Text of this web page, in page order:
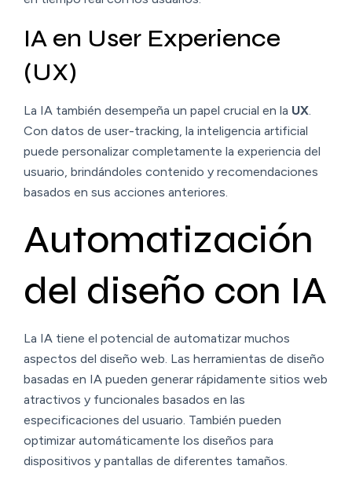
IA en User Experience
(UX)
La IA también desempeña un papel crucial en la UX.
Con datos de user-tracking, la inteligencia artificial
puede personalizar completamente la experiencia del
usuario, brindándoles contenido y recomendaciones
basados en sus acciones anteriores.
Automatización
del diseño con IA
La IA tiene el potencial de automatizar muchos
aspectos del diseño web. Las herramientas de diseño
basadas en IA pueden generar rápidamente sitios web
atractivos y funcionales basados en las
especificaciones del usuario. También pueden
optimizar automáticamente los diseños para
dispositivos y pantallas de diferentes tamaños.